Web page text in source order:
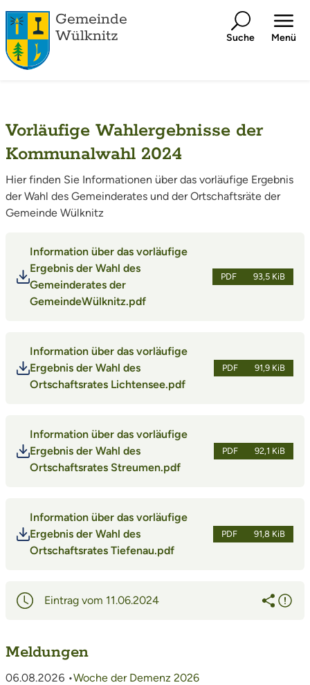
Gemeinde
Wülknitz
Suche Menü
Vorläufige Wahlergebnisse der
Kommunalwahl 2024
Hier finden Sie Informationen über das vorläufige Ergebnis
der Wahl des Gemeinderates und der Ortschaftsräte der
Gemeinde Wülknitz
Information über das vorläufige
Ergebnis der Wahl des
Gemeinderates der
GemeindeWülknitz.pdf
PDF 93,5 KiB
Information über das vorläufige
Ergebnis der Wahl des
Ortschaftsrates Lichtensee.pdf
PDF 91,9 KiB
Information über das vorläufige
Ergebnis der Wahl des
Ortschaftsrates Streumen.pdf
PDF 92,1 KiB
Information über das vorläufige
Ergebnis der Wahl des
Ortschaftsrates Tiefenau.pdf
PDF 91,8 KiB
Eintrag vom 11.06.2024
Meldungen
06.08.2026 •Woche der Demenz 2026